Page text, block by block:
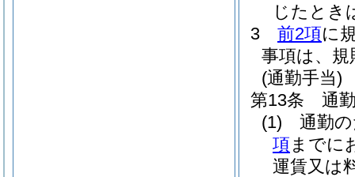
じたとき
3
前2項に
事項は、
(通勤手当)
第13条
通
(1)
通勤
項 までに
運賃又は